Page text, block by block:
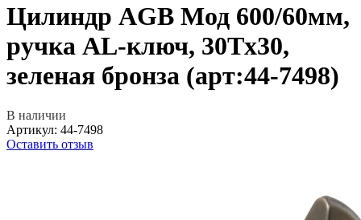
Цилиндр AGB Мод 600/60мм,
ручка AL-ключ, 30Tx30,
зеленая бронза (арт:44-7498)
В наличии
Артикул: 44-7498
Оставить отзыв